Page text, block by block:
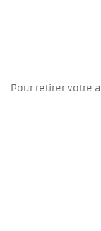
Pour retirer votre